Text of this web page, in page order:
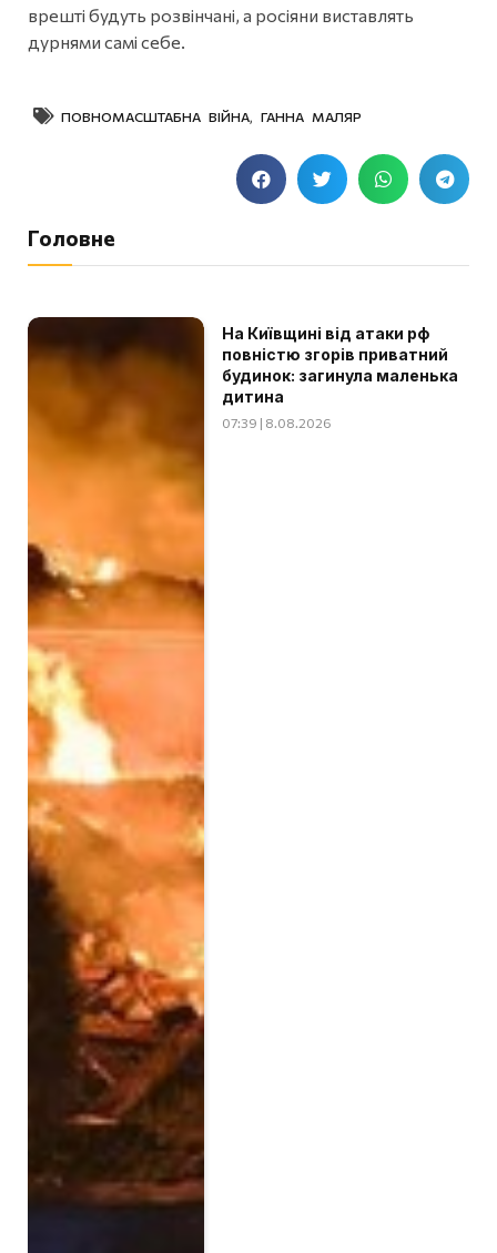
врешті будуть розвінчані, а росіяни виставлять
дурнями самі себе.
ПОВНОМАСШТАБНА ВІЙНА, ГАННА МАЛЯР
Головне
На Київщині від атаки рф
повністю згорів приватний
будинок: загинула маленька
дитина
07:39 | 8.08.2026